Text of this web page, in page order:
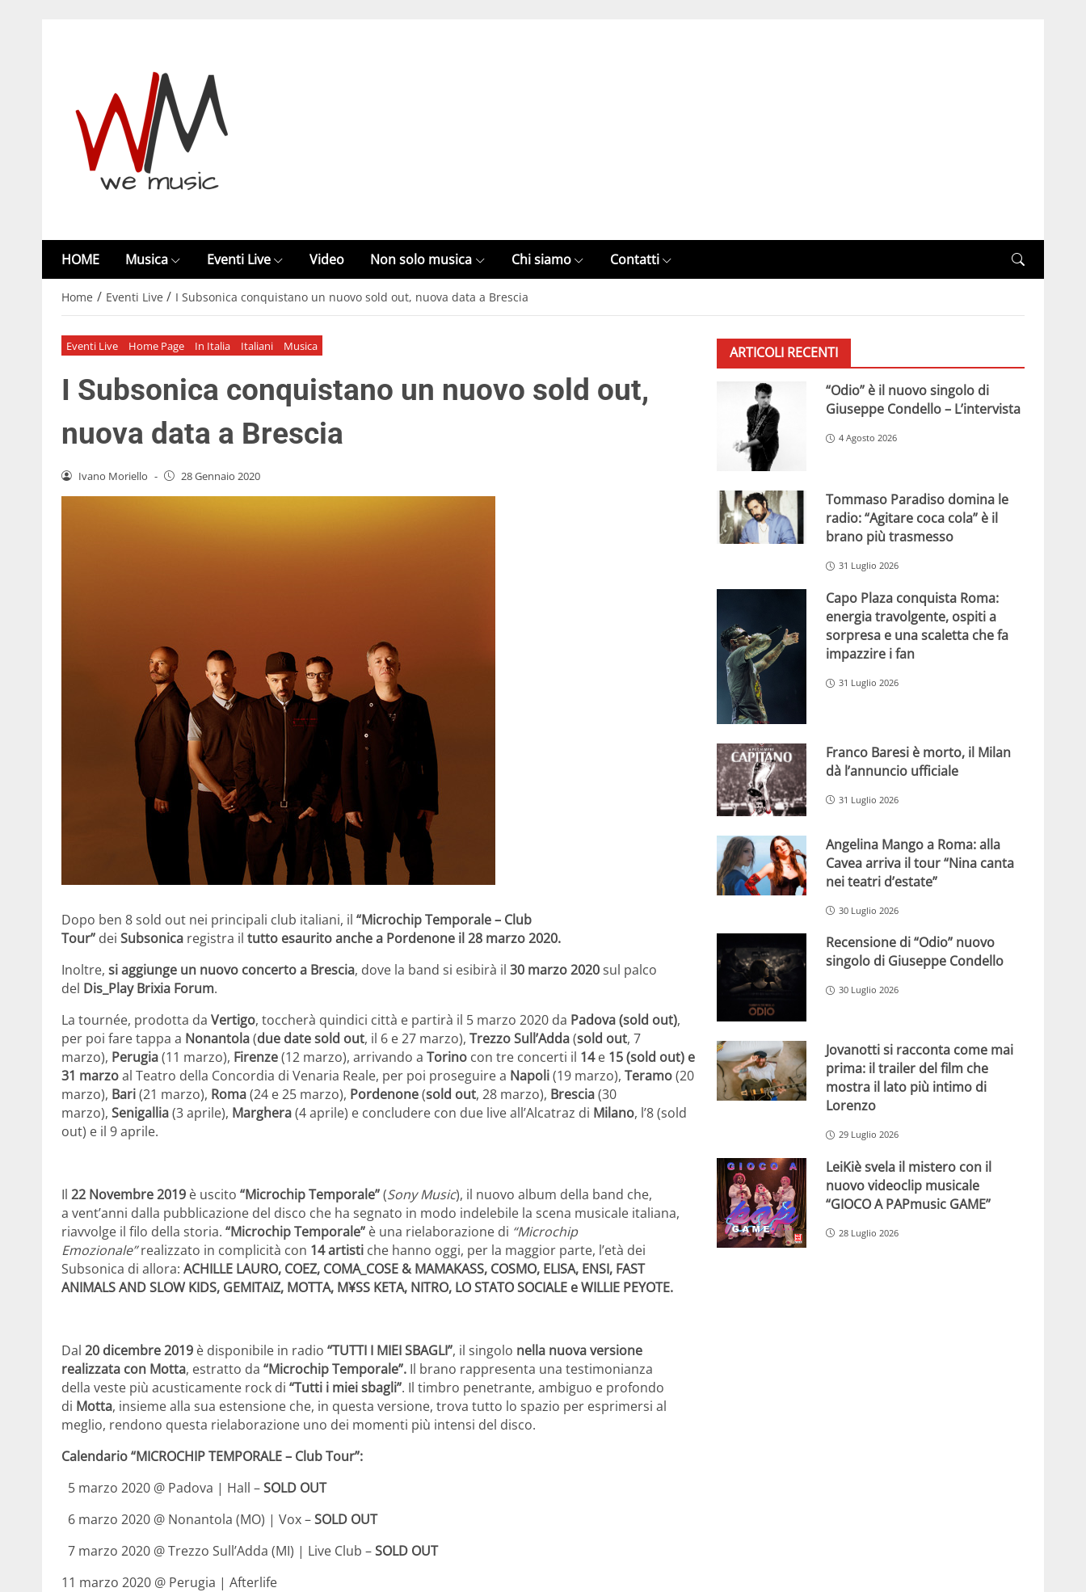
HOME Musica Eventi Live Video Non solo musica Chi siamo Contatti
Home / Eventi Live / I Subsonica conquistano un nuovo sold out, nuova data a Brescia
Eventi Live Home Page In Italia Italiani Musica
I Subsonica conquistano un nuovo sold out,
nuova data a Brescia
Ivano Moriello - 28 Gennaio 2020
Dopo ben 8 sold out nei principali club italiani, il “Microchip Temporale – Club
Tour” dei Subsonica registra il tutto esaurito anche a Pordenone il 28 marzo 2020.
Inoltre, si aggiunge un nuovo concerto a Brescia, dove la band si esibirà il 30 marzo 2020sul palco
del Dis_Play Brixia Forum.
La tournée, prodotta da Vertigo, toccherà quindici città e partirà il 5 marzo 2020 da Padova (sold out),
per poi fare tappa a Nonantola(due date sold out, il 6 e 27 marzo), Trezzo Sull’Adda(sold out, 7
marzo), Perugia(11 marzo), Firenze(12 marzo), arrivando a Torino con tre concerti il 14e 15 (sold out) e
31 marzoal Teatro della Concordia di Venaria Reale, per poi proseguire a Napoli(19 marzo), Teramo(20
marzo), Bari(21 marzo), Roma(24 e 25 marzo), Pordenone(sold out, 28 marzo), Brescia(30
marzo), Senigallia(3 aprile), Marghera(4 aprile) e concludere con due live all’Alcatraz di Milano, l’8 (sold
out) e il 9 aprile.
Il 22 Novembre 2019 è uscito “Microchip Temporale”(Sony Music), il nuovo album della band che,
a vent’anni dalla pubblicazione del disco che ha segnato in modo indelebile la scena musicale italiana,
riavvolge il filo della storia. “Microchip Temporale” è una rielaborazione di “Microchip
Emozionale”realizzato in complicità con 14 artisti che hanno oggi, per la maggior parte, l’età dei
Subsonica di allora: ACHILLE LAURO, COEZ, COMA_COSE & MAMAKASS, COSMO, ELISA, ENSI, FAST
ANIMALS AND SLOW KIDS, GEMITAIZ, MOTTA, M¥SS KETA, NITRO, LO STATO SOCIALE e WILLIE PEYOTE.
Dal 20 dicembre 2019 è disponibile in radio “TUTTI I MIEI SBAGLI”, il singolo nella nuova versione
realizzata con Motta, estratto da “Microchip Temporale”. Il brano rappresenta una testimonianza
della veste più acusticamente rock di “Tutti i miei sbagli”. Il timbro penetrante, ambiguo e profondo
di Motta, insieme alla sua estensione che, in questa versione, trova tutto lo spazio per esprimersi al
meglio, rendono questa rielaborazione uno dei momenti più intensi del disco.
Calendario “MICROCHIP TEMPORALE – Club Tour”:
5 marzo 2020 @ Padova | Hall –SOLD OUT
6 marzo 2020 @ Nonantola (MO) | Vox –SOLD OUT
7 marzo 2020 @ Trezzo Sull’Adda (MI) | Live Club –SOLD OUT
11 marzo 2020 @ Perugia | Afterlife
ARTICOLI RECENTI
“Odio” è il nuovo singolo di
Giuseppe Condello – L’intervista
4 Agosto 2026
Tommaso Paradiso domina le
radio: “Agitare coca cola” è il
brano più trasmesso
31 Luglio 2026
Capo Plaza conquista Roma:
energia travolgente, ospiti a
sorpresa e una scaletta che fa
impazzire i fan
31 Luglio 2026
Franco Baresi è morto, il Milan
dà l’annuncio ufficiale
31 Luglio 2026
Angelina Mango a Roma: alla
Cavea arriva il tour “Nina canta
nei teatri d’estate”
30 Luglio 2026
Recensione di “Odio” nuovo
singolo di Giuseppe Condello
30 Luglio 2026
Jovanotti si racconta come mai
prima: il trailer del film che
mostra il lato più intimo di
Lorenzo
29 Luglio 2026
LeiKiè svela il mistero con il
nuovo videoclip musicale
“GIOCO A PAPmusic GAME”
28 Luglio 2026